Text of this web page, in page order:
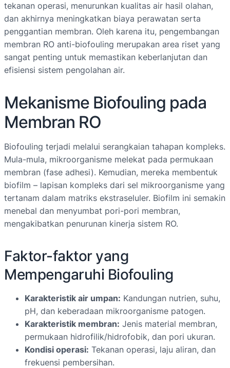
tekanan operasi, menurunkan kualitas air hasil olahan,
dan akhirnya meningkatkan biaya perawatan serta
penggantian membran. Oleh karena itu, pengembangan
membran RO anti-biofouling merupakan area riset yang
sangat penting untuk memastikan keberlanjutan dan
efisiensi sistem pengolahan air.
Mekanisme Biofouling pada
Membran RO
Biofouling terjadi melalui serangkaian tahapan kompleks.
Mula-mula, mikroorganisme melekat pada permukaan
membran (fase adhesi). Kemudian, mereka membentuk
biofilm – lapisan kompleks dari sel mikroorganisme yang
tertanam dalam matriks ekstraseluler. Biofilm ini semakin
menebal dan menyumbat pori-pori membran,
mengakibatkan penurunan kinerja sistem RO.
Faktor-faktor yang
Mempengaruhi Biofouling
Karakteristik air umpan: Kandungan nutrien, suhu,
pH, dan keberadaan mikroorganisme patogen.
Karakteristik membran: Jenis material membran,
permukaan hidrofilik/hidrofobik, dan pori ukuran.
Kondisi operasi: Tekanan operasi, laju aliran, dan
frekuensi pembersihan.